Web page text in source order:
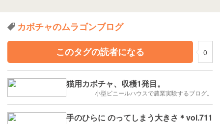
カボチャのムラゴンブログ
このタグの読者になる
0
猫用カボチャ、収穫1発目。
小型ビニールハウスで農業実験するブログ。
手のひらに のってしまう大きさ＊vol.711